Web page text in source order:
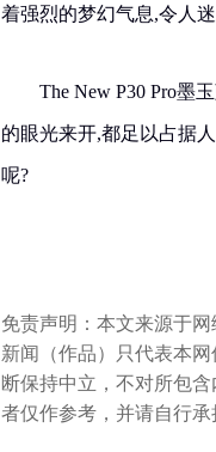
着强烈的梦幻气息,令人迷
The New P30 Pro墨
的眼光来开,都足以占据
呢?
免责声明：本文来源于
新闻（作品）只代表本
断保持中立，不对所包
者仅作参考，并请自行承